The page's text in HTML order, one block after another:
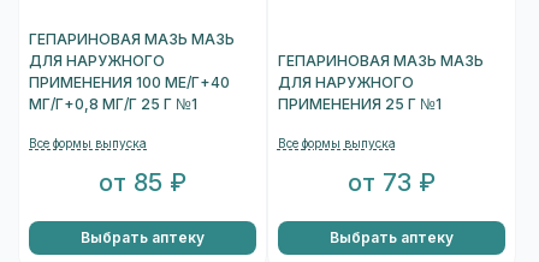
ГЕПАРИНОВАЯ МАЗЬ МАЗЬ
ДЛЯ НАРУЖНОГО
ПРИМЕНЕНИЯ 100 МЕ/Г+40
МГ/Г+0,8 МГ/Г 25 Г №1
Все формы выпуска
от 85 ₽
Выбрать аптеку
ГЕПАРИНОВАЯ МАЗЬ МАЗЬ
ДЛЯ НАРУЖНОГО
ПРИМЕНЕНИЯ 25 Г №1
Все формы выпуска
от 73 ₽
Выбрать аптеку